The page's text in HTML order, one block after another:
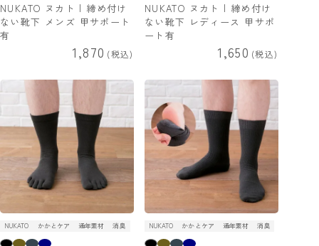
NUKATO ヌカト | 締め付け
ない靴下 メンズ 甲サポート
有
1,870 税込
NUKATO ヌカト | 締め付け
ない靴下 レディース 甲サポ
ート有
1,650 税込
NUKATO かかとケア 通年素材 消臭 NUKATO かかとケア 通年素材 消臭